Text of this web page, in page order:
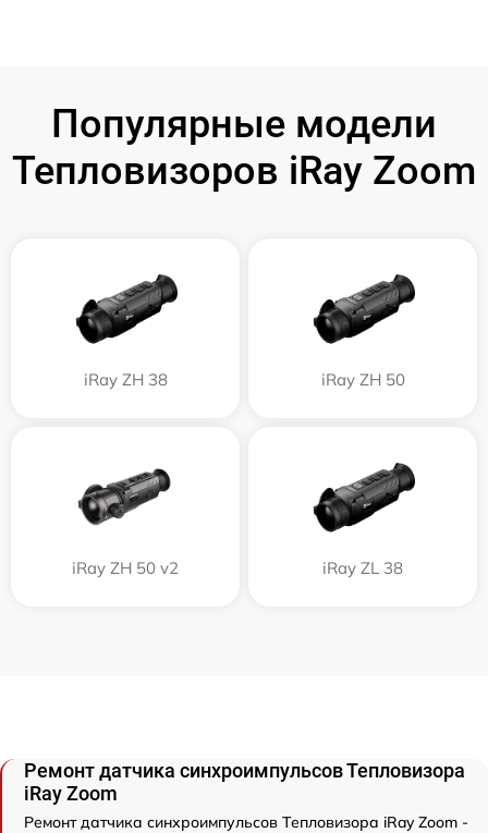
Популярные модели
Тепловизоров iRay Zoom
iRay ZH 38 iRay ZH 50
iRay ZH 50 v2 iRay ZL 38
Ремонт датчика синхроимпульсов Тепловизора
iRay Zoom
Ремонт датчика синхроимпульсов Тепловизора iRay Zoom -